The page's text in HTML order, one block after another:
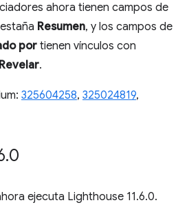
ahora tienen campos de
Resumen, y los campos de
por tienen vínculos con
Revelar.
325604258, 325024819,
.0
ejecuta Lighthouse 11.6.0.